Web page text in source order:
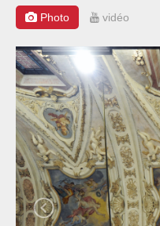
MUSÉES
ITINÉRAIRES
EVÉNEMENTS
ACCUEIL
BÉNÉVOLES
CONTACTS
PRESS
Photo vidéo
Notification lors de
Vos